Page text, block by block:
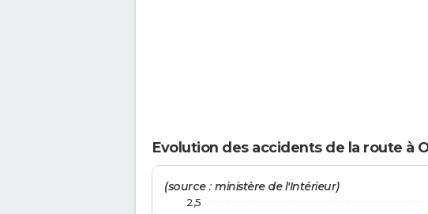
Evolution des accidents de la route à
(source : ministère de l'Intérieur)
2,5